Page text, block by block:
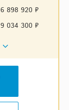
6 898 920 ₽
9 034 300 ₽